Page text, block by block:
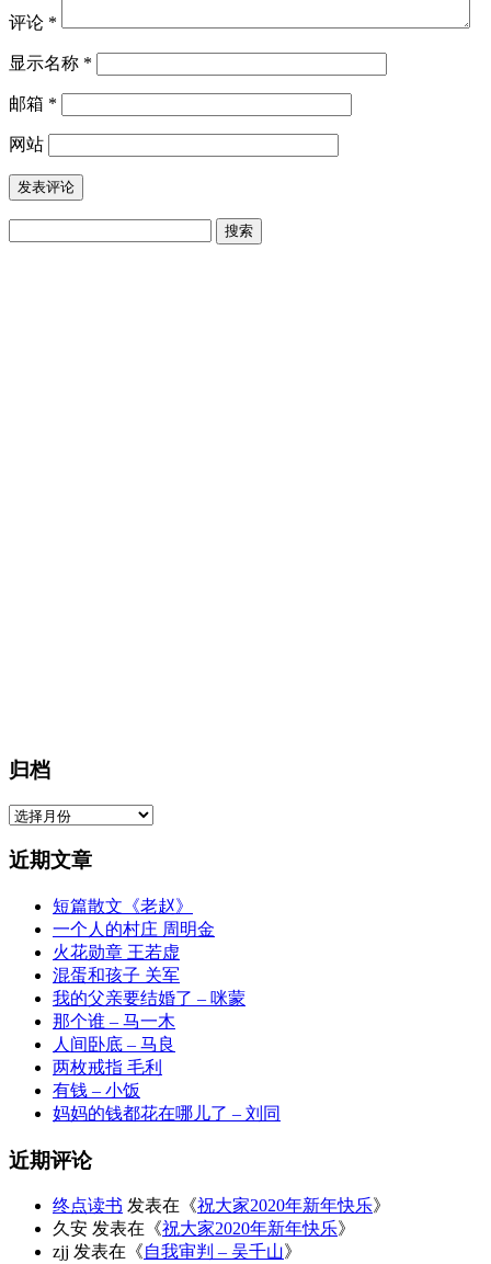
评论 *
显示名称 *
邮箱 *
网站
归档
归
近期文章
短篇散文《老赵》
一个人的村庄 周明金
火花勋章 王若虚
混蛋和孩子 关军
我的父亲要结婚了 – 咪蒙
那个谁 – 马一木
人间卧底 – 马良
两枚戒指 毛利
有钱 – 小饭
妈妈的钱都花在哪儿了 – 刘同
近期评论
终点读书 发表在《祝大家2020年新年快乐》
久安 发表在《祝大家2020年新年快乐》
zjj 发表在《自我审判 – 吴千山》